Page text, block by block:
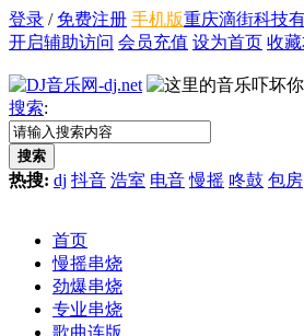
登录 / 免费注册 手机版重庆滴街科技
开启辅助访问 会员充值 设为首页 收
搜索:
搜索
热搜: dj 抖音 浩室 电音 慢摇 咚鼓 包房
首页
慢摇串烧
劲爆串烧
专业串烧
歌曲连版